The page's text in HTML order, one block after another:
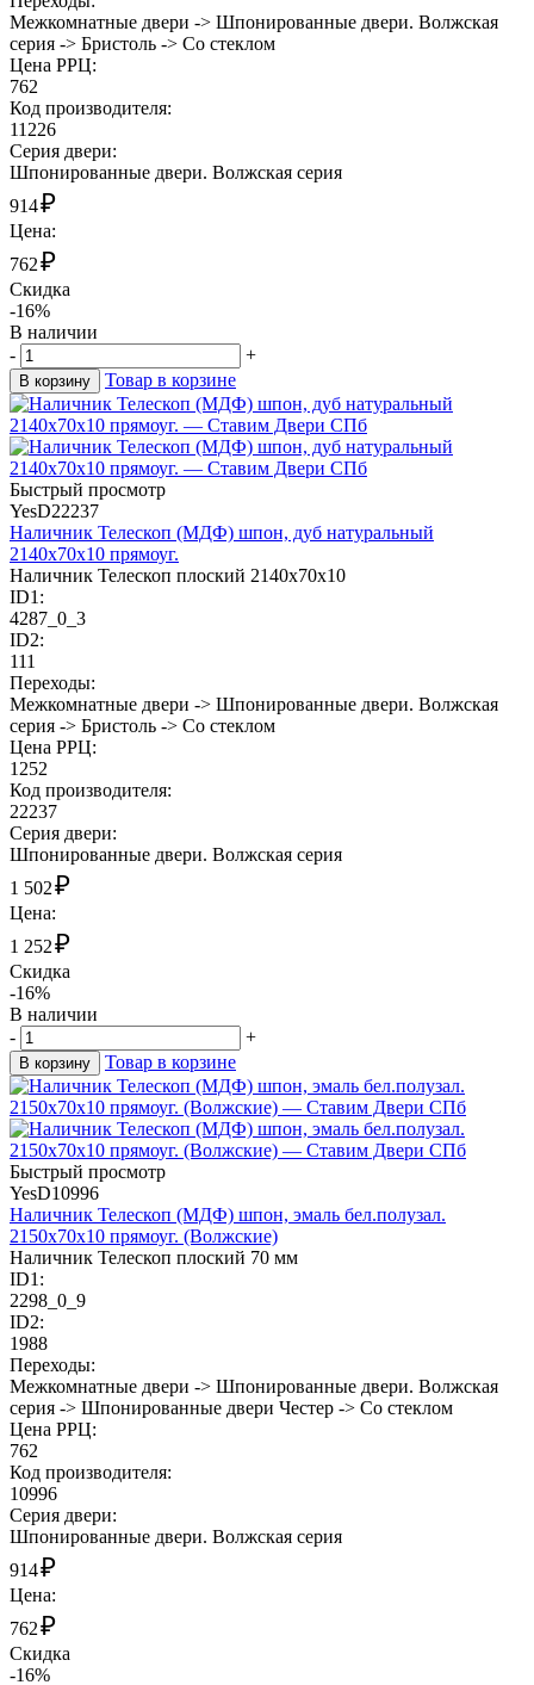
Межкомнатные двери -> Шпонированные двери. Волжская
серия -> Бристоль -> Со стеклом
Цена РРЦ:
762
Код производителя:
11226
Cерия двери:
Шпонированные двери. Волжская серия
914₽
Цена:
762₽
Скидка
-16%
В наличии
-
+
В корзину Товар в корзине
Быстрый просмотр
YesD22237
Наличник Телескоп (МДФ) шпон, дуб натуральный
2140х70х10 прямоуг.
Наличник Телескоп плоский 2140х70х10
ID1:
4287_0_3
ID2:
111
Переходы:
Межкомнатные двери -> Шпонированные двери. Волжская
серия -> Бристоль -> Со стеклом
Цена РРЦ:
1252
Код производителя:
22237
Cерия двери:
Шпонированные двери. Волжская серия
1 502₽
Цена:
1 252₽
Скидка
-16%
В наличии
-
+
В корзину Товар в корзине
Быстрый просмотр
YesD10996
Наличник Телескоп (МДФ) шпон, эмаль бел.полузал.
2150х70х10 прямоуг. (Волжские)
Наличник Телескоп плоский 70 мм
ID1:
2298_0_9
ID2:
1988
Переходы:
Межкомнатные двери -> Шпонированные двери. Волжская
серия -> Шпонированные двери Честер -> Со стеклом
Цена РРЦ:
762
Код производителя:
10996
Cерия двери:
Шпонированные двери. Волжская серия
914₽
Цена:
762₽
Скидка
-16%